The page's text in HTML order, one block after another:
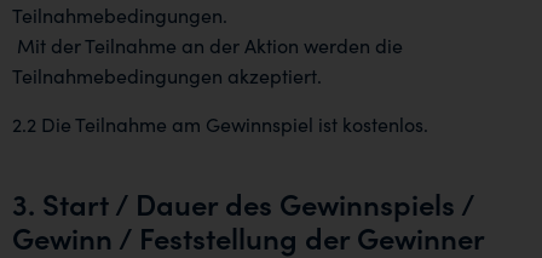
Teilnahmebedingungen.
Mit der Teilnahme an der Aktion werden die
Teilnahmebedingungen akzeptiert.
2.2 Die Teilnahme am Gewinnspiel ist kostenlos.
3. Start / Dauer des Gewinnspiels /
Gewinn / Feststellung der Gewinner